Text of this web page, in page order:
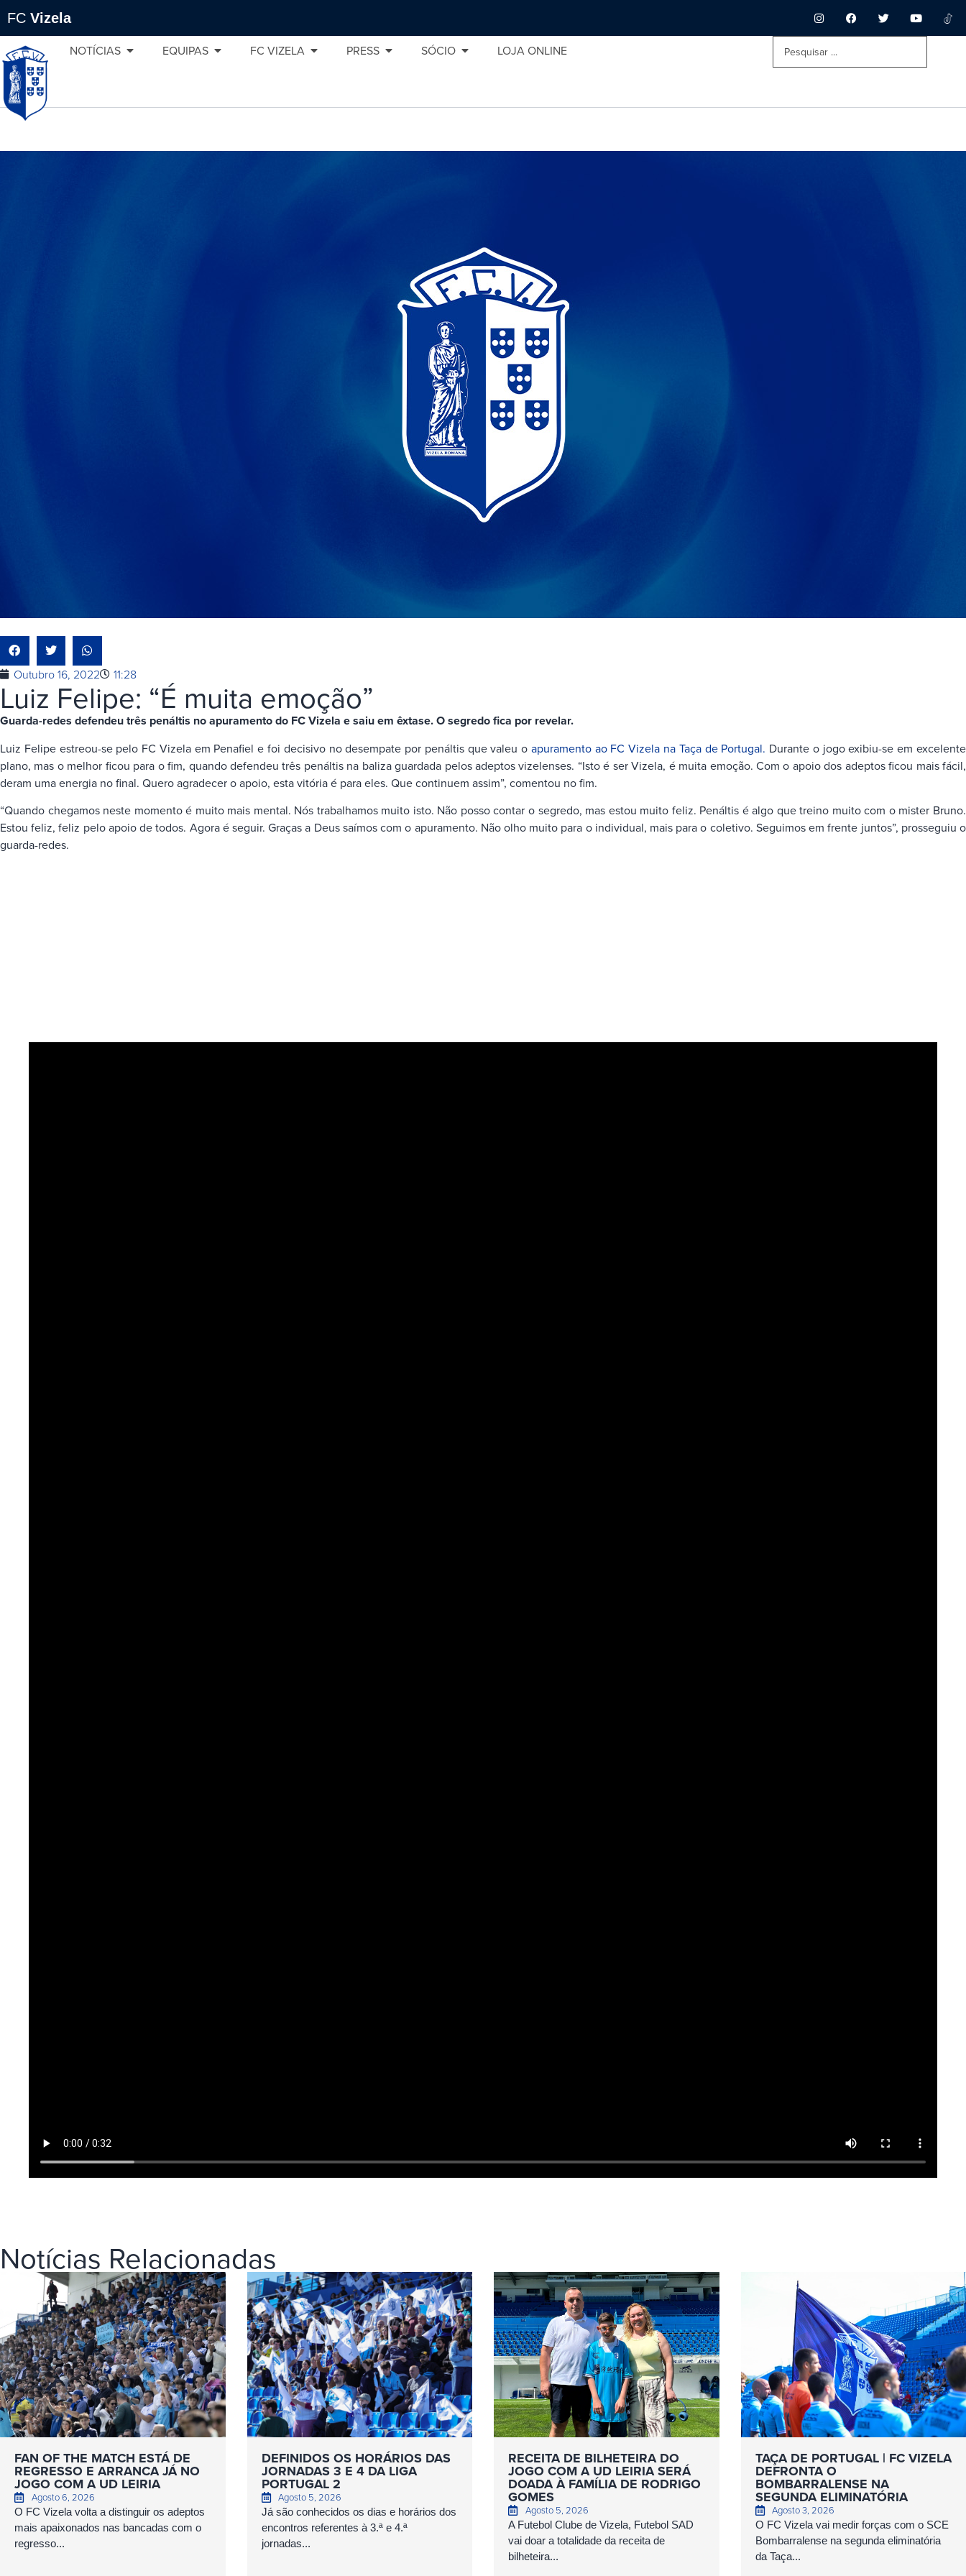
FC Vizela
NOTÍCIAS EQUIPAS FC VIZELA PRESS SÓCIO LOJA ONLINE
Outubro 16, 2022 11:28
Luiz Felipe: “É muita emoção”
Guarda-redes defendeu três penáltis no apuramento do FC Vizela e saiu em êxtase. O segredo fica por revelar.
Luiz Felipe estreou-se pelo FC Vizela em Penafiel e foi decisivo no desempate por penáltis que valeu o apuramento ao FC Vizela na Taça de Portugal. Durante o jogo exibiu-se em excelente
plano, mas o melhor ficou para o fim, quando defendeu três penáltis na baliza guardada pelos adeptos vizelenses. “Isto é ser Vizela, é muita emoção. Com o apoio dos adeptos ficou mais fácil,
deram uma energia no final. Quero agradecer o apoio, esta vitória é para eles. Que continuem assim”, comentou no fim.
“Quando chegamos neste momento é muito mais mental. Nós trabalhamos muito isto. Não posso contar o segredo, mas estou muito feliz. Penáltis é algo que treino muito com o mister Bruno.
Estou feliz, feliz pelo apoio de todos. Agora é seguir. Graças a Deus saímos com o apuramento. Não olho muito para o individual, mais para o coletivo. Seguimos em frente juntos”, prosseguiu o
guarda-redes.
Notícias Relacionadas
FAN OF THE MATCH ESTÁ DE
REGRESSO E ARRANCA JÁ NO
JOGO COM A UD LEIRIA
Agosto 6, 2026
O FC Vizela volta a distinguir os adeptos
mais apaixonados nas bancadas com o
regresso...
DEFINIDOS OS HORÁRIOS DAS
JORNADAS 3 E 4 DA LIGA
PORTUGAL 2
Agosto 5, 2026
Já são conhecidos os dias e horários dos
encontros referentes à 3.ª e 4.ª
jornadas...
RECEITA DE BILHETEIRA DO
JOGO COM A UD LEIRIA SERÁ
DOADA À FAMÍLIA DE RODRIGO
GOMES
Agosto 5, 2026
A Futebol Clube de Vizela, Futebol SAD
vai doar a totalidade da receita de
bilheteira...
TAÇA DE PORTUGAL | FC VIZELA
DEFRONTA O
BOMBARRALENSE NA
SEGUNDA ELIMINATÓRIA
Agosto 3, 2026
O FC Vizela vai medir forças com o SCE
Bombarralense na segunda eliminatória
da Taça...